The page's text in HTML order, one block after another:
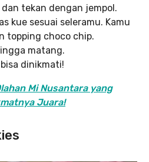
tekan dengan jempol.
kue sesuai seleramu. Kamu
topping choco chip.
matang.
dinikmati!
Mi Nusantara yang
Juara!